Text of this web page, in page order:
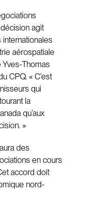
agit
aérospatiale
Yves-Thomas
CPQ. « C’est
qui
la
qu’aux
»
des
en cours
accord doit
nord-